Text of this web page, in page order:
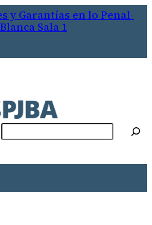
y Garantías en lo Penal-
Sala 1